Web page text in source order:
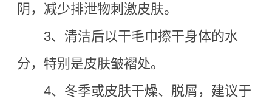
阴，减少排泄物刺激皮肤。
3、清洁后以干毛巾擦干身体的水
分，特别是皮肤皱褶处。
4、冬季或皮肤干燥、脱屑，建议于